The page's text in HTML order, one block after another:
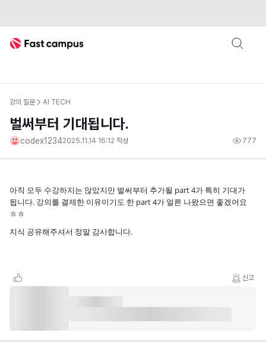
Fast Campus
강의 질문 AI TECH
벌써부터 기대됩니다.
codex12342025.11.14 16:12 작성 777
아직 모두 수강하지는 않았지만 벌써부터 추가될 part 4가 특히 기대가
됩니다. 강의를 결제한 이유이기도 한 part 4가 얼른 나왔으면 좋겠어요
ㅎㅎ
지식 공유해주셔서 정말 감사합니다.
신고